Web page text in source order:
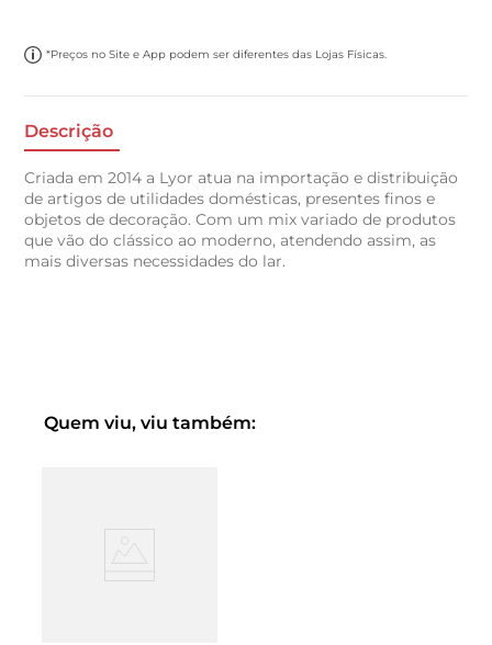
*Preços no Site e App podem ser diferentes das Lojas Físicas.
Descrição
Criada em 2014 a Lyor atua na importação e distribuição
de artigos de utilidades domésticas, presentes finos e
objetos de decoração. Com um mix variado de produtos
que vão do clássico ao moderno, atendendo assim, as
mais diversas necessidades do lar.
Quem viu, viu também: